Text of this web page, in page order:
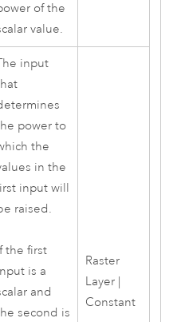
of the
value.
input
power to
the
in the
input will
raised.
the first
is a
and
second is
Raster
Layer |
Constant